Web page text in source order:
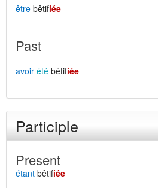
être bêtifiée
Past
avoir été bêtifiée
Participle
Present
étant bêtifiée